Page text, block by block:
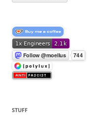
STUFF